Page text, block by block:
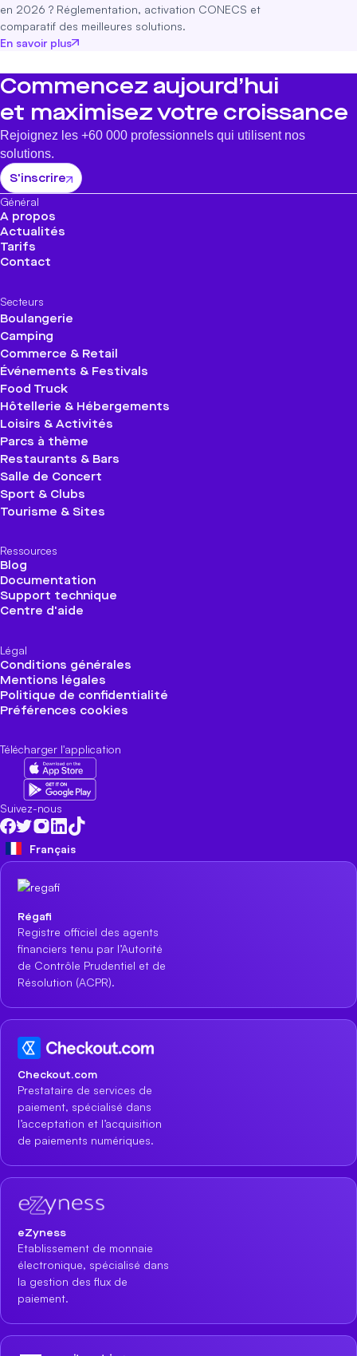
en 2026 ? Réglementation, activation CONECS et
comparatif des meilleures solutions.
En savoir plus
Commencez aujourd’hui
et maximisez votre croissance
Rejoignez les +60 000 professionnels qui utilisent nos
solutions.
S'inscrire
Général
A propos
Actualités
Tarifs
Contact
Secteurs
Boulangerie
Camping
Commerce & Retail
Événements & Festivals
Food Truck
Hôtellerie & Hébergements
Loisirs & Activités
Parcs à thème
Restaurants & Bars
Salle de Concert
Sport & Clubs
Tourisme & Sites
Ressources
Blog
Documentation
Support technique
Centre d'aide
Légal
Conditions générales
Mentions légales
Politique de confidentialité
Préférences cookies
Télécharger l'application
Suivez-nous
Français
Régafi
Registre officiel des agents
financiers tenu par l’Autorité
de Contrôle Prudentiel et de
Résolution (ACPR).
Checkout.com
Prestataire de services de
paiement, spécialisé dans
l’acceptation et l’acquisition
de paiements numériques.
eZyness
Etablissement de monnaie
électronique, spécialisé dans
la gestion des flux de
paiement.